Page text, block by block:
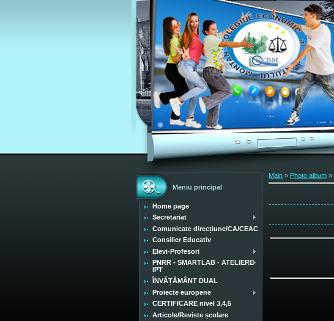
Meniu principal
Home page
Secretariat
Comunicate direcțiune/CA/CEAC
Consilier Educativ
Elevi-Profesori
PNRR - SMARTLAB - ATELIERE
IPT
ÎNVĂȚĂMÂNT DUAL
Proiecte europene
CERTIFICARE nivel 3,4,5
Articole/Reviste școlare
Main » Photo album »